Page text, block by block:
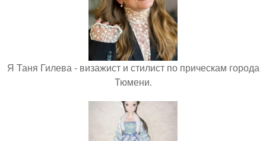
Я Таня Гилева - визажист и стилист по прическам города
Тюмени.